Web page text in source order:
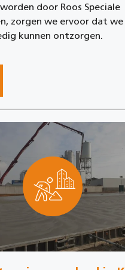
door Roos Speciale
zorgen we ervoor dat we
kunnen ontzorgen.